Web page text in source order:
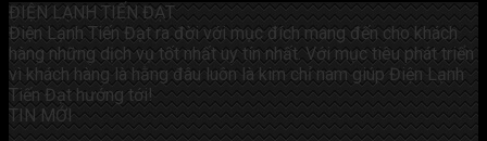
ĐIỆN LẠNH TIẾN ĐẠT
Điện Lạnh Tiến Đạt ra đời với mục đích mang đến cho khách
hàng những dịch vụ tốt nhất uy tín nhất. Với mục tiêu phát triển
vì khách hàng là hằng đâu luôn là kim chỉ nam giúp Điện Lạnh
Tiến Đạt hướng tới!
TIN MỚI